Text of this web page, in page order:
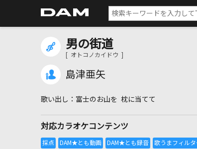
男の街道
[ オトコノカイドウ ]
島津亜矢
富士のお山を 枕に当てて
対応カラオケコンテンツ